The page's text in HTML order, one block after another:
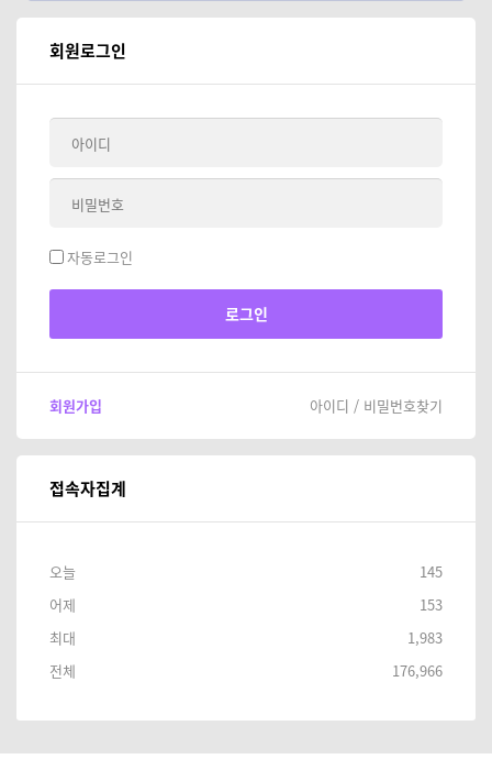
회원로그인
자동로그인
회원가입 아이디 / 비밀번호찾기
접속자집계
오늘
145
어제
153
최대
1,983
전체
176,966